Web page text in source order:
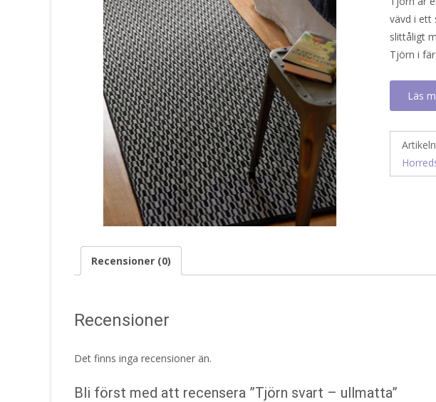
vävd i ett
slittåligt
Tjörn i
Läs
Recensioner (0)
Recensioner
Det finns inga recensioner än.
Bli först med att recensera ”Tjörn svart – ullmatta”